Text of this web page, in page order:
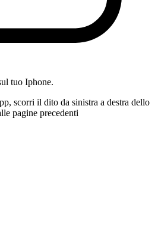
tuo Iphone.
scorri il dito da sinistra a destra dello
pagine precedenti